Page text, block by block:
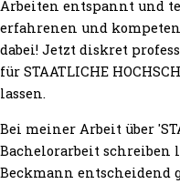
Arbeiten entspannt und
erfahrenen und
dabei! Jetzt diskret
für STAATLICHE
lassen.
Bei meiner Arbeit über
Bachelorarbeit schreiben
Beckmann entscheidend